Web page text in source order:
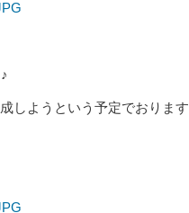
しようという予定でおります